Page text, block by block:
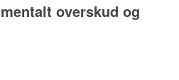
overskud og